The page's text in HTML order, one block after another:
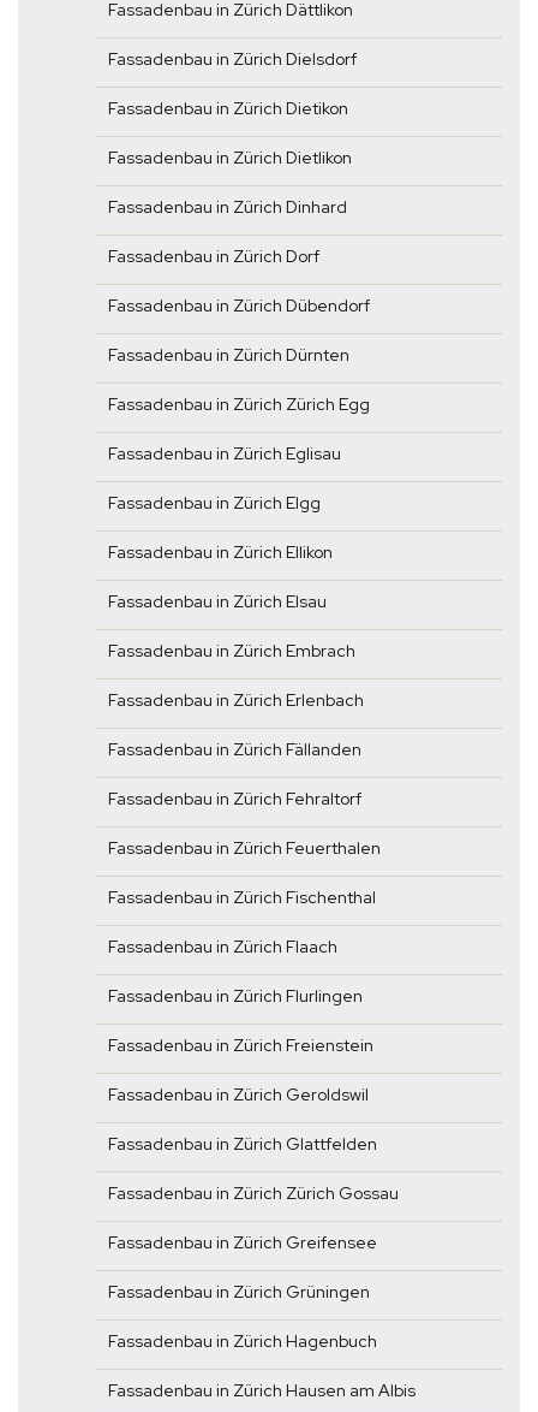
Fassadenbau in Zürich Dättlikon
Fassadenbau in Zürich Dielsdorf
Fassadenbau in Zürich Dietikon
Fassadenbau in Zürich Dietlikon
Fassadenbau in Zürich Dinhard
Fassadenbau in Zürich Dorf
Fassadenbau in Zürich Dübendorf
Fassadenbau in Zürich Dürnten
Fassadenbau in Zürich Zürich Egg
Fassadenbau in Zürich Eglisau
Fassadenbau in Zürich Elgg
Fassadenbau in Zürich Ellikon
Fassadenbau in Zürich Elsau
Fassadenbau in Zürich Embrach
Fassadenbau in Zürich Erlenbach
Fassadenbau in Zürich Fällanden
Fassadenbau in Zürich Fehraltorf
Fassadenbau in Zürich Feuerthalen
Fassadenbau in Zürich Fischenthal
Fassadenbau in Zürich Flaach
Fassadenbau in Zürich Flurlingen
Fassadenbau in Zürich Freienstein
Fassadenbau in Zürich Geroldswil
Fassadenbau in Zürich Glattfelden
Fassadenbau in Zürich Zürich Gossau
Fassadenbau in Zürich Greifensee
Fassadenbau in Zürich Grüningen
Fassadenbau in Zürich Hagenbuch
Fassadenbau in Zürich Hausen am Albis